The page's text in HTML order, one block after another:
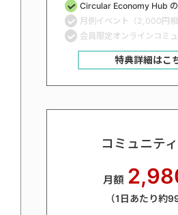
Circular Economy Hub
月例イベント（2,000円
会員限定オンラインコミ
特典詳細はこ
コミュニテ
月額
（1日あたり約